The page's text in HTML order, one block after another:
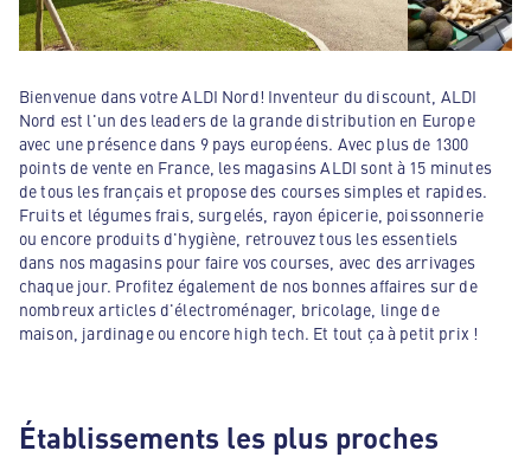
Bienvenue dans votre ALDI Nord! Inventeur du discount, ALDI
Nord est l'un des leaders de la grande distribution en Europe
avec une présence dans 9 pays européens. Avec plus de 1300
points de vente en France, les magasins ALDI sont à 15 minutes
de tous les français et propose des courses simples et rapides.
Fruits et légumes frais, surgelés, rayon épicerie, poissonnerie
ou encore produits d'hygiène, retrouvez tous les essentiels
dans nos magasins pour faire vos courses, avec des arrivages
chaque jour. Profitez également de nos bonnes affaires sur de
nombreux articles d'électroménager, bricolage, linge de
maison, jardinage ou encore high tech. Et tout ça à petit prix !
Établissements les plus proches